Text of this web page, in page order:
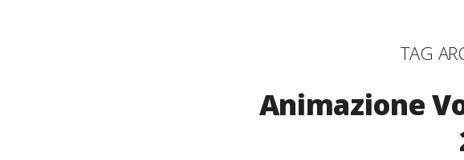
TAG
Animazione